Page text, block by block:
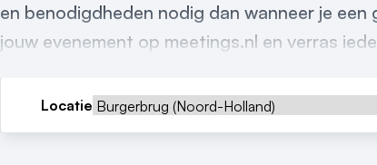
en benodigdheden nodig dan wanneer je
jouw evenement op meetings.nl en verras
Locatie